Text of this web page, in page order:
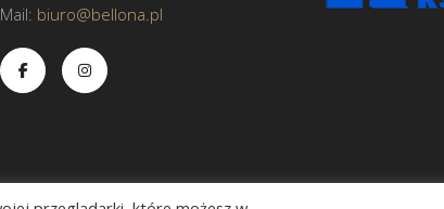
Mail: biuro@bellona.pl